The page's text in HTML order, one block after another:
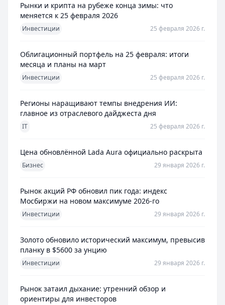
Рынки и крипта на рубеже конца зимы: что
меняется к 25 февраля 2026
Инвестиции 25 февраля 2026 г.
Облигационный портфель на 25 февраля: итоги
месяца и планы на март
Инвестиции 25 февраля 2026 г.
Регионы наращивают темпы внедрения ИИ:
главное из отраслевого дайджеста дня
IT 25 февраля 2026 г.
Цена обновлённой Lada Aura официально раскрыта
Бизнес 29 января 2026 г.
Рынок акций РФ обновил пик года: индекс
Мосбиржи на новом максимуме 2026-го
Инвестиции 29 января 2026 г.
Золото обновило исторический максимум, превысив
планку в $5600 за унцию
Инвестиции 29 января 2026 г.
Рынок затаил дыхание: утренний обзор и
ориентиры для инвесторов